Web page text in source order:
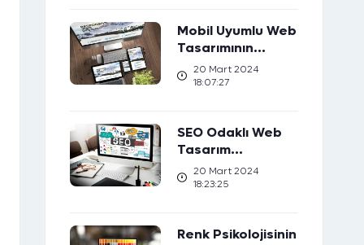
Mobil Uyumlu Web
Tasarımının
Önemi: Kullanıcı
Deneyimini Nasıl
20 Mart 2024
18:07:27
SEO Odaklı Web
Tasarım
Stratejileri: Web
Sıralamanızı Nasıl
20 Mart 2024
18:23:25
Renk Psikolojisinin